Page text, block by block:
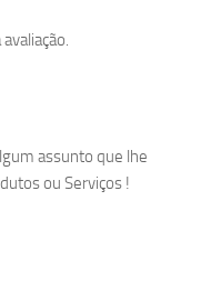
assunto que lhe
ou Serviços !